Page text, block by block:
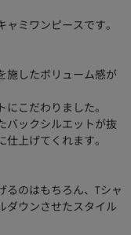
ミワンピースです。
施したボリューム感が
こだわりました。
バックシルエットが抜
上げてくれます。
のはもちろん、Tシャ
ダウンさせたスタイル